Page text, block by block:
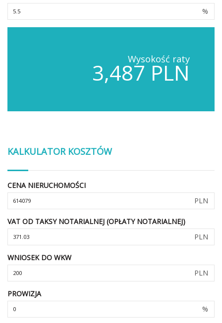
%
Wysokość raty
3,487 PLN
KALKULATOR KOSZTÓW
CENA NIERUCHOMOŚCI
PLN
VAT OD TAKSY NOTARIALNEJ (OPŁATY NOTARIALNEJ)
PLN
WNIOSEK DO WKW
PLN
PROWIZJA
%